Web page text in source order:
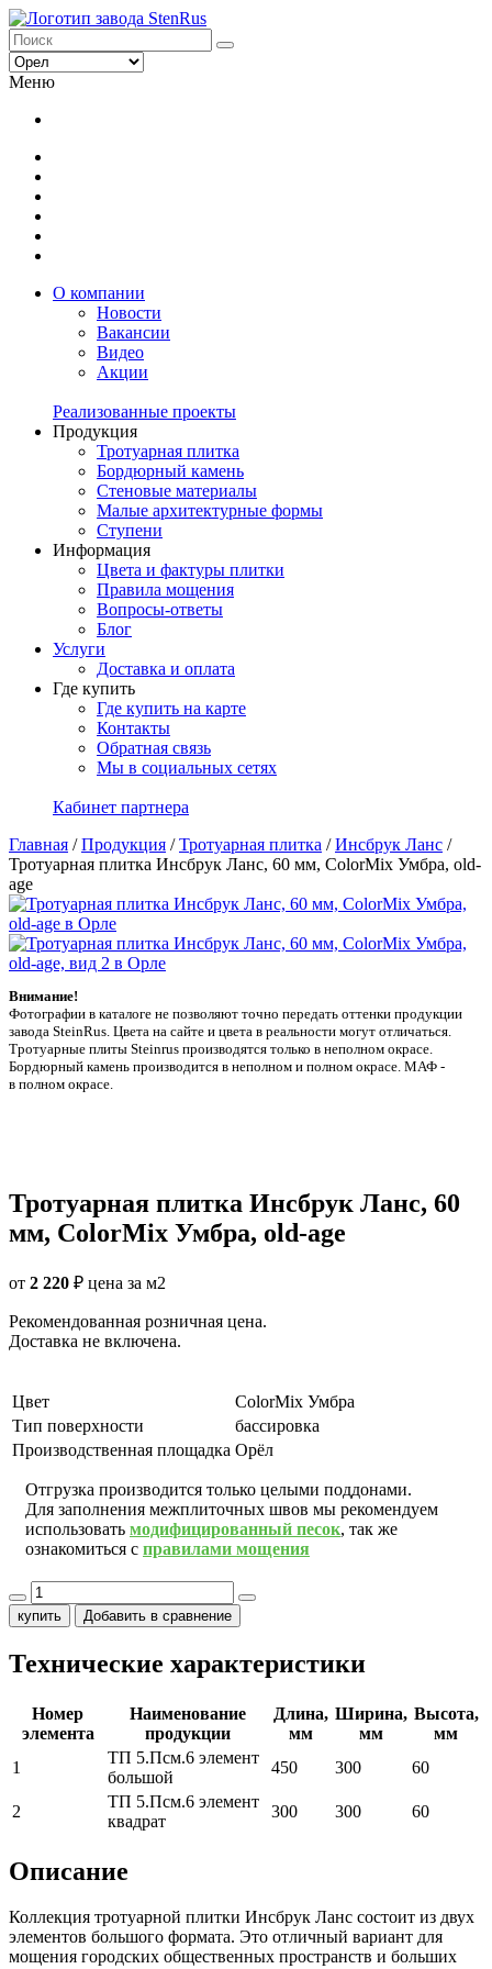
Меню
О компании
Новости
Вакансии
Видео
Акции
Реализованные проекты
Продукция
Тротуарная плитка
Бордюрный камень
Стеновые материалы
Малые архитектурные формы
Ступени
Информация
Цвета и фактуры плитки
Правила мощения
Вопросы-ответы
Блог
Услуги
Доставка и оплата
Где купить
Где купить на карте
Контакты
Обратная связь
Мы в социальных сетях
Кабинет партнера
Главная /Продукция /Тротуарная плитка /Инсбрук Ланс /
Тротуарная плитка Инсбрук Ланс, 60 мм, ColorMix Умбра, old-
age
Внимание!
Фотографии в каталоге не позволяют точно передать оттенки продукции
заводa SteinRus. Цвета на сайте и цвета в реальности могут отличаться.
Тротуарные плиты Steinrus производятся только в неполном окрасе.
Бордюрный камень производится в неполном и полном окрасе. МАФ -
в полном окрасе.
Тротуарная плитка Инсбрук Ланс, 60
мм, ColorMix Умбра, old-age
от 2 220 ₽ цена за м2
Рекомендованная розничная цена.
Доставка не включена.
Цвет
ColorMix Умбра
Тип поверхности
бассировка
Производственная площадка Орёл
Отгрузка производится только целыми поддонами.
Для заполнения межплиточных швов мы рекомендуем
использовать модифицированный песок, так же
ознакомиться с правилами мощения
купить Добавить в сравнение
Технические характеристики
Номер
элемента
Наименование
продукции
Длина,
мм
Ширина,
мм
Высота,
мм
1
ТП 5.Псм.6 элемент
большой
450 300 60
2
ТП 5.Псм.6 элемент
квадрат
300 300 60
Описание
Коллекция тротуарной плитки Инсбрук Ланс состоит из двух
элементов большого формата. Это отличный вариант для
мощения городских общественных пространств и больших